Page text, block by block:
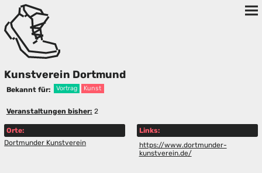
Kunstverein Dortmund
Bekannt für: Vortrag Kunst
Veranstaltungen bisher: 2
Orte:
Dortmunder Kunstverein
Links:
https://www.dortmunder-
kunstverein.de/